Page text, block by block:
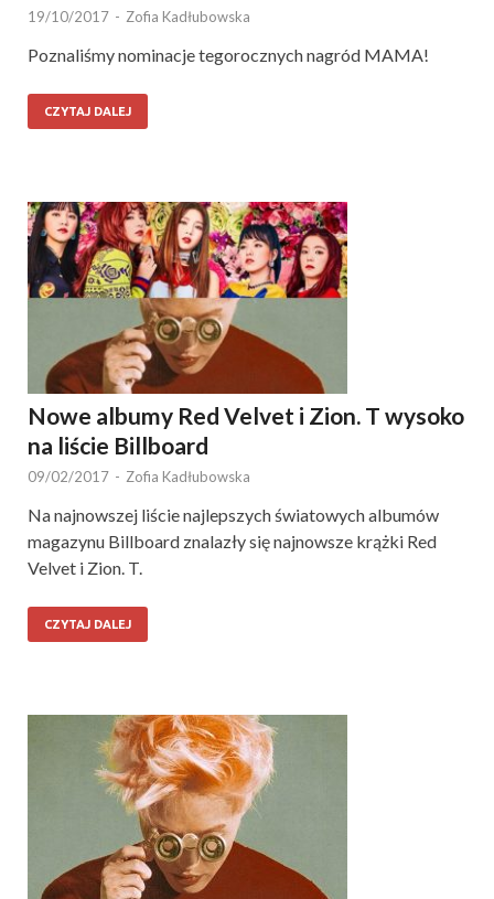
19/10/2017 - Zofia Kadłubowska
Poznaliśmy nominacje tegorocznych nagród MAMA!
CZYTAJ DALEJ
Nowe albumy Red Velvet i Zion. T wysoko
na liście Billboard
09/02/2017 - Zofia Kadłubowska
Na najnowszej liście najlepszych światowych albumów
magazynu Billboard znalazły się najnowsze krążki Red
Velvet i Zion. T.
CZYTAJ DALEJ